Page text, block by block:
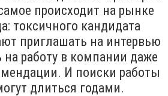
происходит на рынке
токсичного кандидата
приглашать на интервью
на работу в компании даже
И поиски работы
длиться годами.